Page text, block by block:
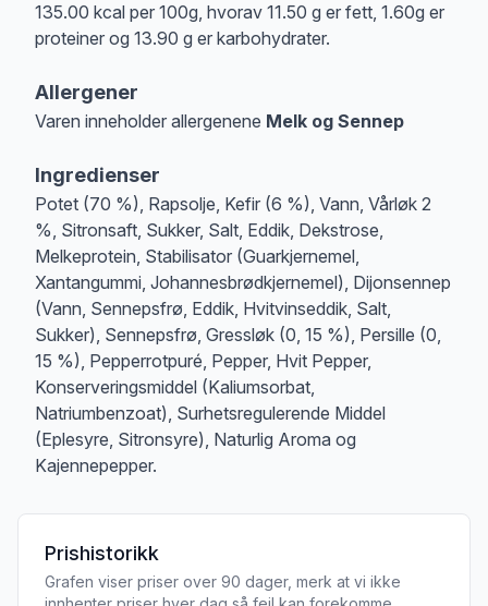
135.00 kcal per 100g, hvorav 11.50 g er fett, 1.60g er
proteiner og 13.90 g er karbohydrater.
Allergener
Varen inneholder allergenene Melk og Sennep
Ingredienser
Potet (70 %), Rapsolje, Kefir (6 %), Vann, Vårløk 2
%, Sitronsaft, Sukker, Salt, Eddik, Dekstrose,
Melkeprotein, Stabilisator (Guarkjernemel,
Xantangummi, Johannesbrødkjernemel), Dijonsennep
(Vann, Sennepsfrø, Eddik, Hvitvinseddik, Salt,
Sukker), Sennepsfrø, Gressløk (0, 15 %), Persille (0,
15 %), Pepperrotpuré, Pepper, Hvit Pepper,
Konserveringsmiddel (Kaliumsorbat,
Natriumbenzoat), Surhetsregulerende Middel
(Eplesyre, Sitronsyre), Naturlig Aroma og
Kajennepepper.
Prishistorikk
Grafen viser priser over 90 dager, merk at vi ikke